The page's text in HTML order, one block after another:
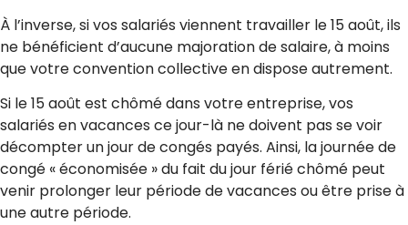
À l’inverse, si vos salariés viennent travailler le 15 août, ils
ne bénéficient d’aucune majoration de salaire, à moins
que votre convention collective en dispose autrement.
Si le 15 août est chômé dans votre entreprise, vos
salariés en vacances ce jour-là ne doivent pas se voir
décompter un jour de congés payés. Ainsi, la journée de
congé « économisée » du fait du jour férié chômé peut
venir prolonger leur période de vacances ou être prise à
une autre période.